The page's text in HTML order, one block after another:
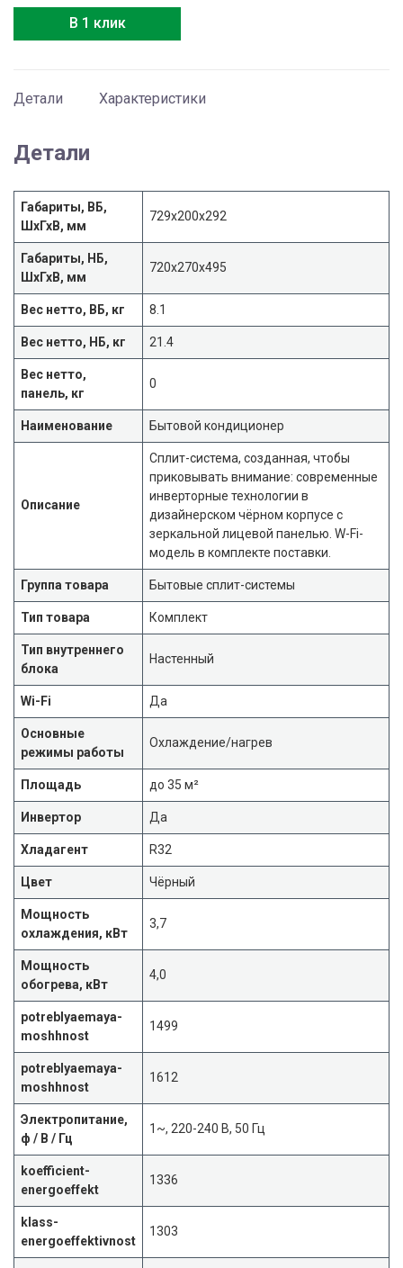
12N8C2-
I/MSAG4-
В 1 клик
Детали Характеристики
Детали
Габариты, ВБ,
ШхГхВ, мм
729х200х292
Габариты, НБ,
ШхГхВ, мм
720х270х495
Вес нетто, ВБ, кг 8.1
Вес нетто, НБ, кг 21.4
Вес нетто,
панель, кг
0
Наименование Бытовой кондиционер
Описание
Сплит-система, созданная, чтобы
приковывать внимание: современные
инверторные технологии в
дизайнерском чёрном корпусе с
зеркальной лицевой панелью. W-Fi-
модель в комплекте поставки.
Группа товара Бытовые сплит-системы
Тип товара Комплект
Тип внутреннего
блока
Настенный
Wi-Fi Да
Основные
режимы работы
Охлаждение/нагрев
Площадь до 35 м²
Инвертор Да
Хладагент R32
Цвет Чёрный
Мощность
охлаждения, кВт
3,7
Мощность
обогрева, кВт
4,0
potreblyaemaya-
moshhnost
1499
potreblyaemaya-
moshhnost
1612
Электропитание,
ф / В / Гц
1~, 220-240 В, 50 Гц
koefficient-
energoeffekt
1336
klass-
energoeffektivnost
1303